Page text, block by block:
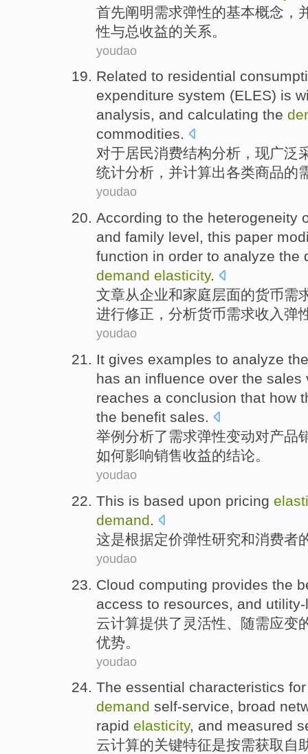
首先阐明需求弹性的基本概念 ，
性与总收益的关系 。
youdao
Related to residential
expenditure system (ELES) is
analysis, and calculating the
commodities.
对于居民消费结构分析 ，现广泛
统计分析， 并计算出各类商品的
youdao
According to the heterogeneity
and family level, this paper
function in order to analyze the
demand elasticity.
文章从企业和家庭层面的货币需
进行修正 ， 分析货币需求收入弹
youdao
It gives examples to analyze the
has an influence over the sales
reaches a conclusion that how
the benefit sales.
举例 分析了需求弹性变动对产品
如何影响销售收益的结论。
youdao
This is based upon pricing
demand.
这是根据定价弹性研究和消费者
youdao
Cloud computing provides the
access to resources and
云计算提供了 灵活性 随需应变
优势 。
youdao
The essential characteristics
demand self-service, broad
rapid elasticity, and measured
云计算的关键特征是按需获取 自